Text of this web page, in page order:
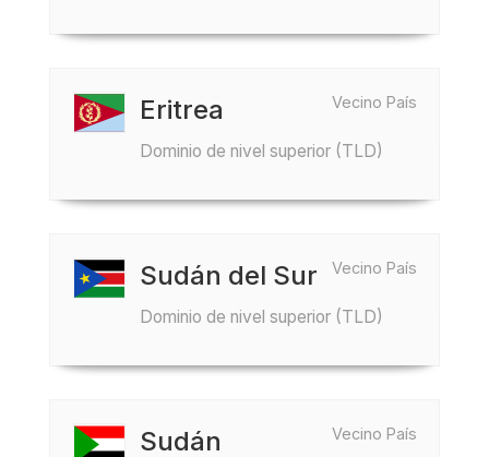
Vecino País
Eritrea
Dominio de nivel superior (TLD)
Vecino País
Sudán del Sur
Dominio de nivel superior (TLD)
Vecino País
Sudán